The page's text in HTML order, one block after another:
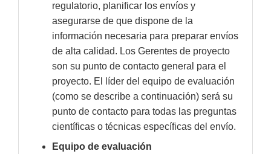
regulatorio, planificar los envíos y
asegurarse de que dispone de la
información necesaria para preparar envíos
de alta calidad. Los Gerentes de proyecto
son su punto de contacto general para el
proyecto. El líder del equipo de evaluación
(como se describe a continuación) será su
punto de contacto para todas las preguntas
científicas o técnicas específicas del envío.
Equipo de evaluación